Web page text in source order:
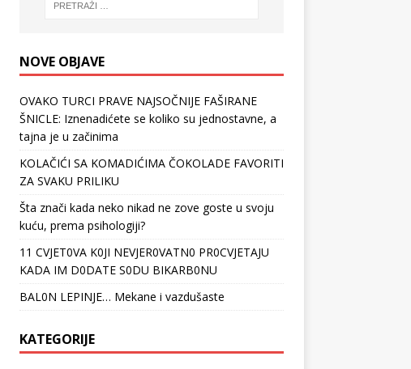
NOVE OBJAVE
OVAKO TURCI PRAVE NAJSOČNIJE FAŠIRANE
ŠNICLE: Iznenadićete se koliko su jednostavne, a
tajna je u začinima
KOLAČIĆI SA KOMADIĆIMA ČOKOLADE FAVORITI
ZA SVAKU PRILIKU
Šta znači kada neko nikad ne zove goste u svoju
kuću, prema psihologiji?
11 CVJET0VA K0JI NEVJER0VATN0 PR0CVJETAJU
KADA IM D0DATE S0DU BIKARB0NU
BAL0N LEPINJE… Mekane i vazdušaste
KATEGORIJE